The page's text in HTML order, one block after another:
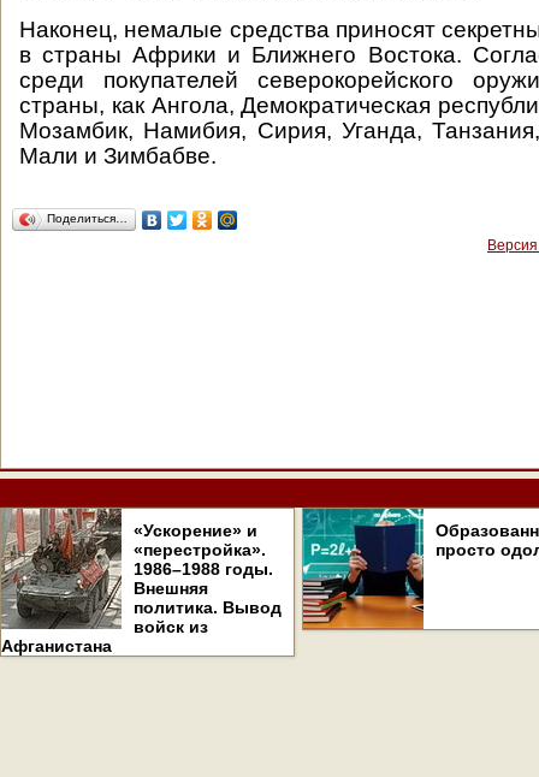
Наконец, немалые средства приносят
в страны Африки и Ближнего Востока.
среди покупателей северокорейского
страны, как Ангола, Демократическая
Мозамбик, Намибия, Сирия, Уганда,
Мали и Зимбабве.
Поделиться…
«Ускорение» и
«перестройка».
1986–1988 годы.
Внешняя
политика. Вывод
войск из
Афганистана
просто